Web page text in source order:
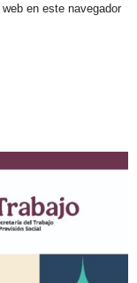
en este navegador